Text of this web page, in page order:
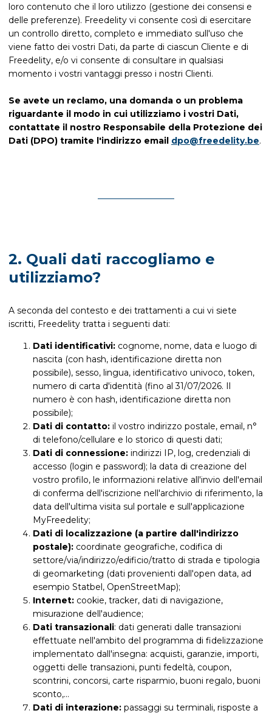
loro contenuto che il loro utilizzo (gestione dei consensi e
delle preferenze). Freedelity vi consente così di esercitare
un controllo diretto, completo e immediato sull'uso che
viene fatto dei vostri Dati, da parte di ciascun Cliente e di
Freedelity, e/o vi consente di consultare in qualsiasi
momento i vostri vantaggi presso i nostri Clienti.
Se avete un reclamo, una domanda o un problema
riguardante il modo in cui utilizziamo i vostri Dati,
contattate il nostro Responsabile della Protezione dei
Dati (DPO) tramite l'indirizzo email dpo@freedelity.be.
2. Quali dati raccogliamo e
utilizziamo?
A seconda del contesto e dei trattamenti a cui vi siete
iscritti, Freedelity tratta i seguenti dati:
Dati identificativi: cognome, nome, data e luogo di
nascita (con hash, identificazione diretta non
possibile), sesso, lingua, identificativo univoco, token,
numero di carta d'identità (fino al 31/07/2026. Il
numero è con hash, identificazione diretta non
possibile);
Dati di contatto: il vostro indirizzo postale, email, n°
di telefono/cellulare e lo storico di questi dati;
Dati di connessione: indirizzi IP, log, credenziali di
accesso (login e password); la data di creazione del
vostro profilo, le informazioni relative all'invio dell'email
di conferma dell'iscrizione nell'archivio di riferimento, la
data dell'ultima visita sul portale e sull'applicazione
MyFreedelity;
Dati di localizzazione (a partire dall'indirizzo
postale): coordinate geografiche, codifica di
settore/via/indirizzo/edificio/tratto di strada e tipologia
di geomarketing (dati provenienti dall'open data, ad
esempio Statbel, OpenStreetMap);
Internet: cookie, tracker, dati di navigazione,
misurazione dell'audience;
Dati transazionali: dati generati dalle transazioni
effettuate nell'ambito del programma di fidelizzazione
implementato dall'insegna: acquisti, garanzie, importi,
oggetti delle transazioni, punti fedeltà, coupon,
scontrini, concorsi, carte risparmio, buoni regalo, buoni
sconto,...
Dati di interazione: passaggi su terminali, risposte a